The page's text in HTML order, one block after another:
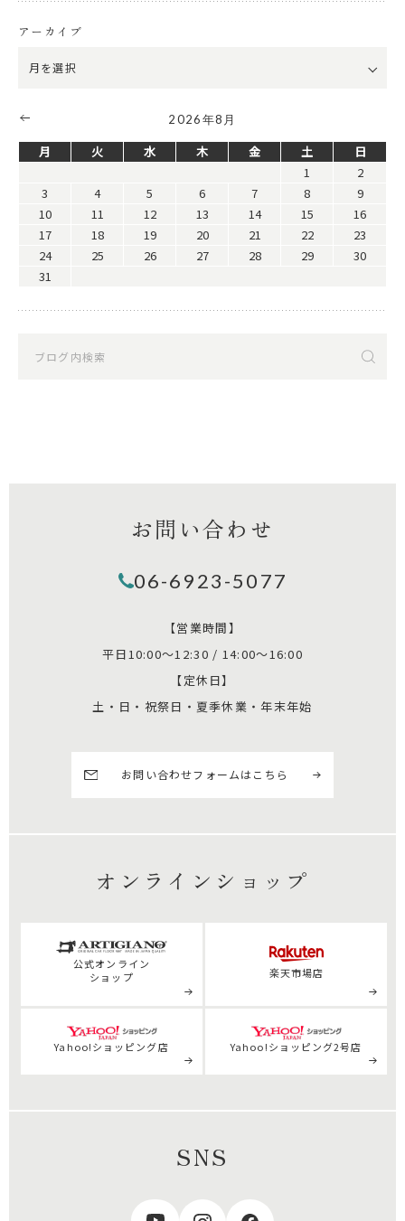
アーカイブ
2026年8月
月 火 水 木 金 土
日
1
2
3
4 5 6 7 8
9
10
11 12 13 14 15
16
17
18 19 20 21 22
23
24
25 26 27 28 29
30
31
お問い合わせ
06-6923-5077
【営業時間】
平日10:00～12:30 / 14:00～16:00
【定休日】
土・日・祝祭日・夏季休業・年末年始
お問い合わせフォームはこちら
オンラインショップ
公式オンライン
ショップ
楽天市場店
Yahoo!ショッピング店 Yahoo!ショッピング2号店
SNS